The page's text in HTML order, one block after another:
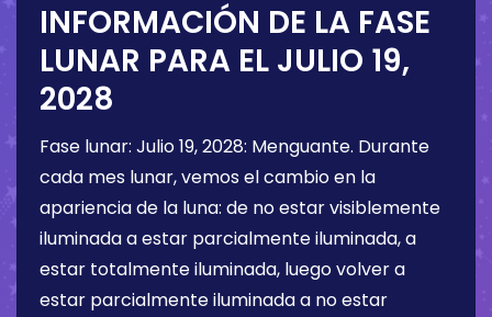
INFORMACIÓN DE LA FASE
LUNAR PARA EL JULIO 19,
2028
Fase lunar: Julio 19, 2028: Menguante. Durante
cada mes lunar, vemos el cambio en la
apariencia de la luna: de no estar visiblemente
iluminada a estar parcialmente iluminada, a
estar totalmente iluminada, luego volver a
estar parcialmente iluminada a no estar